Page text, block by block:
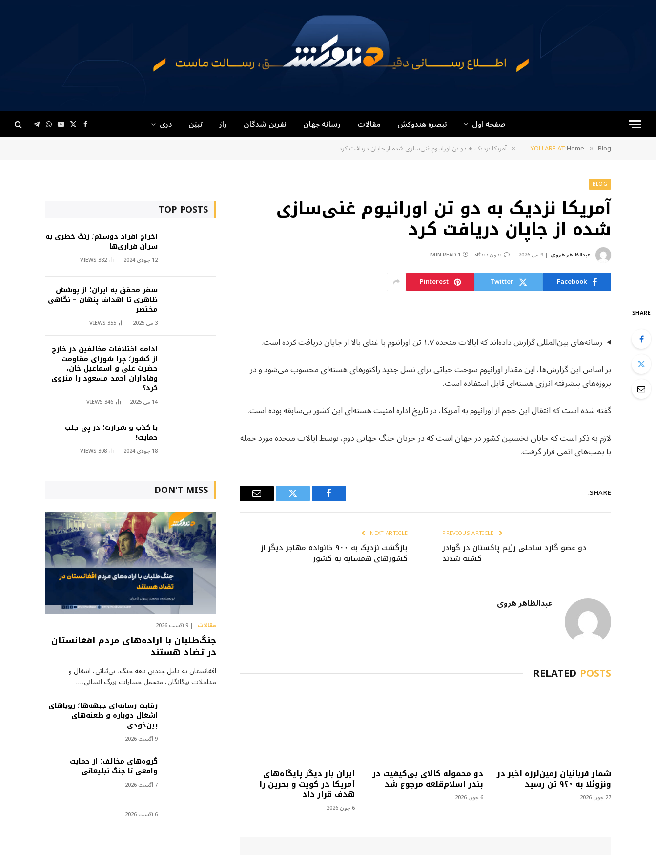
صفحه اول تبصره هندوکش مقالات رسانه جهان نفرین شدگان راز تبیّن دری Facebook
X
(Twitter)
YouTube
WhatsApp
Telegram
YOU ARE AT:Home » Blog
» آمریکا نزدیک به دو تن اورانیوم غنی‌سازی شده از جاپان دریافت کرد
BLOG
آمریکا نزدیک به دو تن اورانیوم غنی‌سازی
شده از جاپان دریافت کرد
عبدالظاهر هروی 9 می 2026 بدون دیدگاه 1 MIN READ
Facebook
Twitter
Pinterest
SHARE
رسانه‌های بین‌المللی گزارش داده‌اند که ایالات متحده ۱.۷ تن اورانیوم با غنای بالا از جاپان دریافت کرده است.
بر اساس این گزارش‌ها، این مقدار اورانیوم سوخت حیاتی برای نسل جدید راکتورهای هسته‌ای محسوب می‌شود و در
پروژه‌های پیشرفته انرژی هسته‌ای قابل استفاده است.
گفته شده است که انتقال این حجم از اورانیوم به آمریکا، در تاریخ اداره امنیت هسته‌ای این کشور بی‌سابقه بوده است.
لازم به ذکر است که جاپان نخستین کشور در جهان است که در جریان جنگ جهانی دوم، توسط ایالات متحده مورد حمله
با بمب‌های اتمی قرار گرفت.
SHARE.
Facebook
Twitter
Email
دو عضو گارد ساحلی رژیم پاکستان در گوادر
کشته شدند
NEXT ARTICLE
بازگشت نزدیک به ۹۰۰ خانواده مهاجر دیگر از
کشورهای همسایه به کشور
عبدالظاهر هروی
RELATED POSTS
شمار قربانیان زمین‌لرزه اخیر در
ونزوئلا به ۹۲۰ تن رسید
27 جون 2026
دو محموله کالای بی‌کیفیت در
بندر اسلام‌قلعه مرجوع شد
6 جون 2026
ایران بار دیگر پایگاه‌های
آمریکا در کویت و بحرین را
هدف قرار داد
6 جون 2026
TOP POSTS
اخراج افراد دوستم؛ زنگ خطری به
سران فراری‌ها
12 جولای 2024 382
VIEWS
سفر محقق به ایران؛ از پوشش
ظاهری تا اهداف پنهان – نگاهی
مختصر
3 می 2025 355
VIEWS
ادامه اختلافات مخالفین در خارج
از کشور؛ چرا شورای مقاومت
حضرت علی و اسماعیل خان،
وفاداران احمد مسعود را منزوی
کرد؟
14 می 2025 346
VIEWS
با کذب و شرارت؛ در پی جلب
حمایت!
18 جولای 2024 308
VIEWS
DON'T MISS
مقالات 9 آگست 2026
جنگ‌طلبان با اراده‌های مردم افغانستان
در تضاد هستند
افغانستان به دلیل چندین دهه جنگ، بی‌ثباتی، اشغال و
مداخلات بیگانگان، متحمل خسارات بزرگ انسانی،…
رقابت رسانه‌ای جبهه‌ها؛ رویاهای
اشغال دوباره و طعنه‌های
بین‌خودی
9 آگست 2026
گروه‌های مخالف؛ از حمایت
واقعی تا جنگ تبلیغاتی
7 آگست 2026
6 آگست 2026